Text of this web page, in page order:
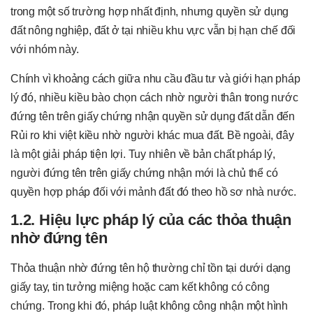
trong một số trường hợp nhất định, nhưng quyền sử dụng
đất nông nghiệp, đất ở tại nhiều khu vực vẫn bị hạn chế đối
với nhóm này.
Chính vì khoảng cách giữa nhu cầu đầu tư và giới hạn pháp
lý đó, nhiều kiều bào chọn cách nhờ người thân trong nước
đứng tên trên giấy chứng nhận quyền sử dụng đất dẫn đến
Rủi ro khi việt kiều nhờ người khác mua đất. Bề ngoài, đây
là một giải pháp tiện lợi. Tuy nhiên về bản chất pháp lý,
người đứng tên trên giấy chứng nhận mới là chủ thể có
quyền hợp pháp đối với mảnh đất đó theo hồ sơ nhà nước.
1.2. Hiệu lực pháp lý của các thỏa thuận
nhờ đứng tên
Thỏa thuận nhờ đứng tên hộ thường chỉ tồn tại dưới dạng
giấy tay, tin tưởng miệng hoặc cam kết không có công
chứng. Trong khi đó, pháp luật không công nhận một hình